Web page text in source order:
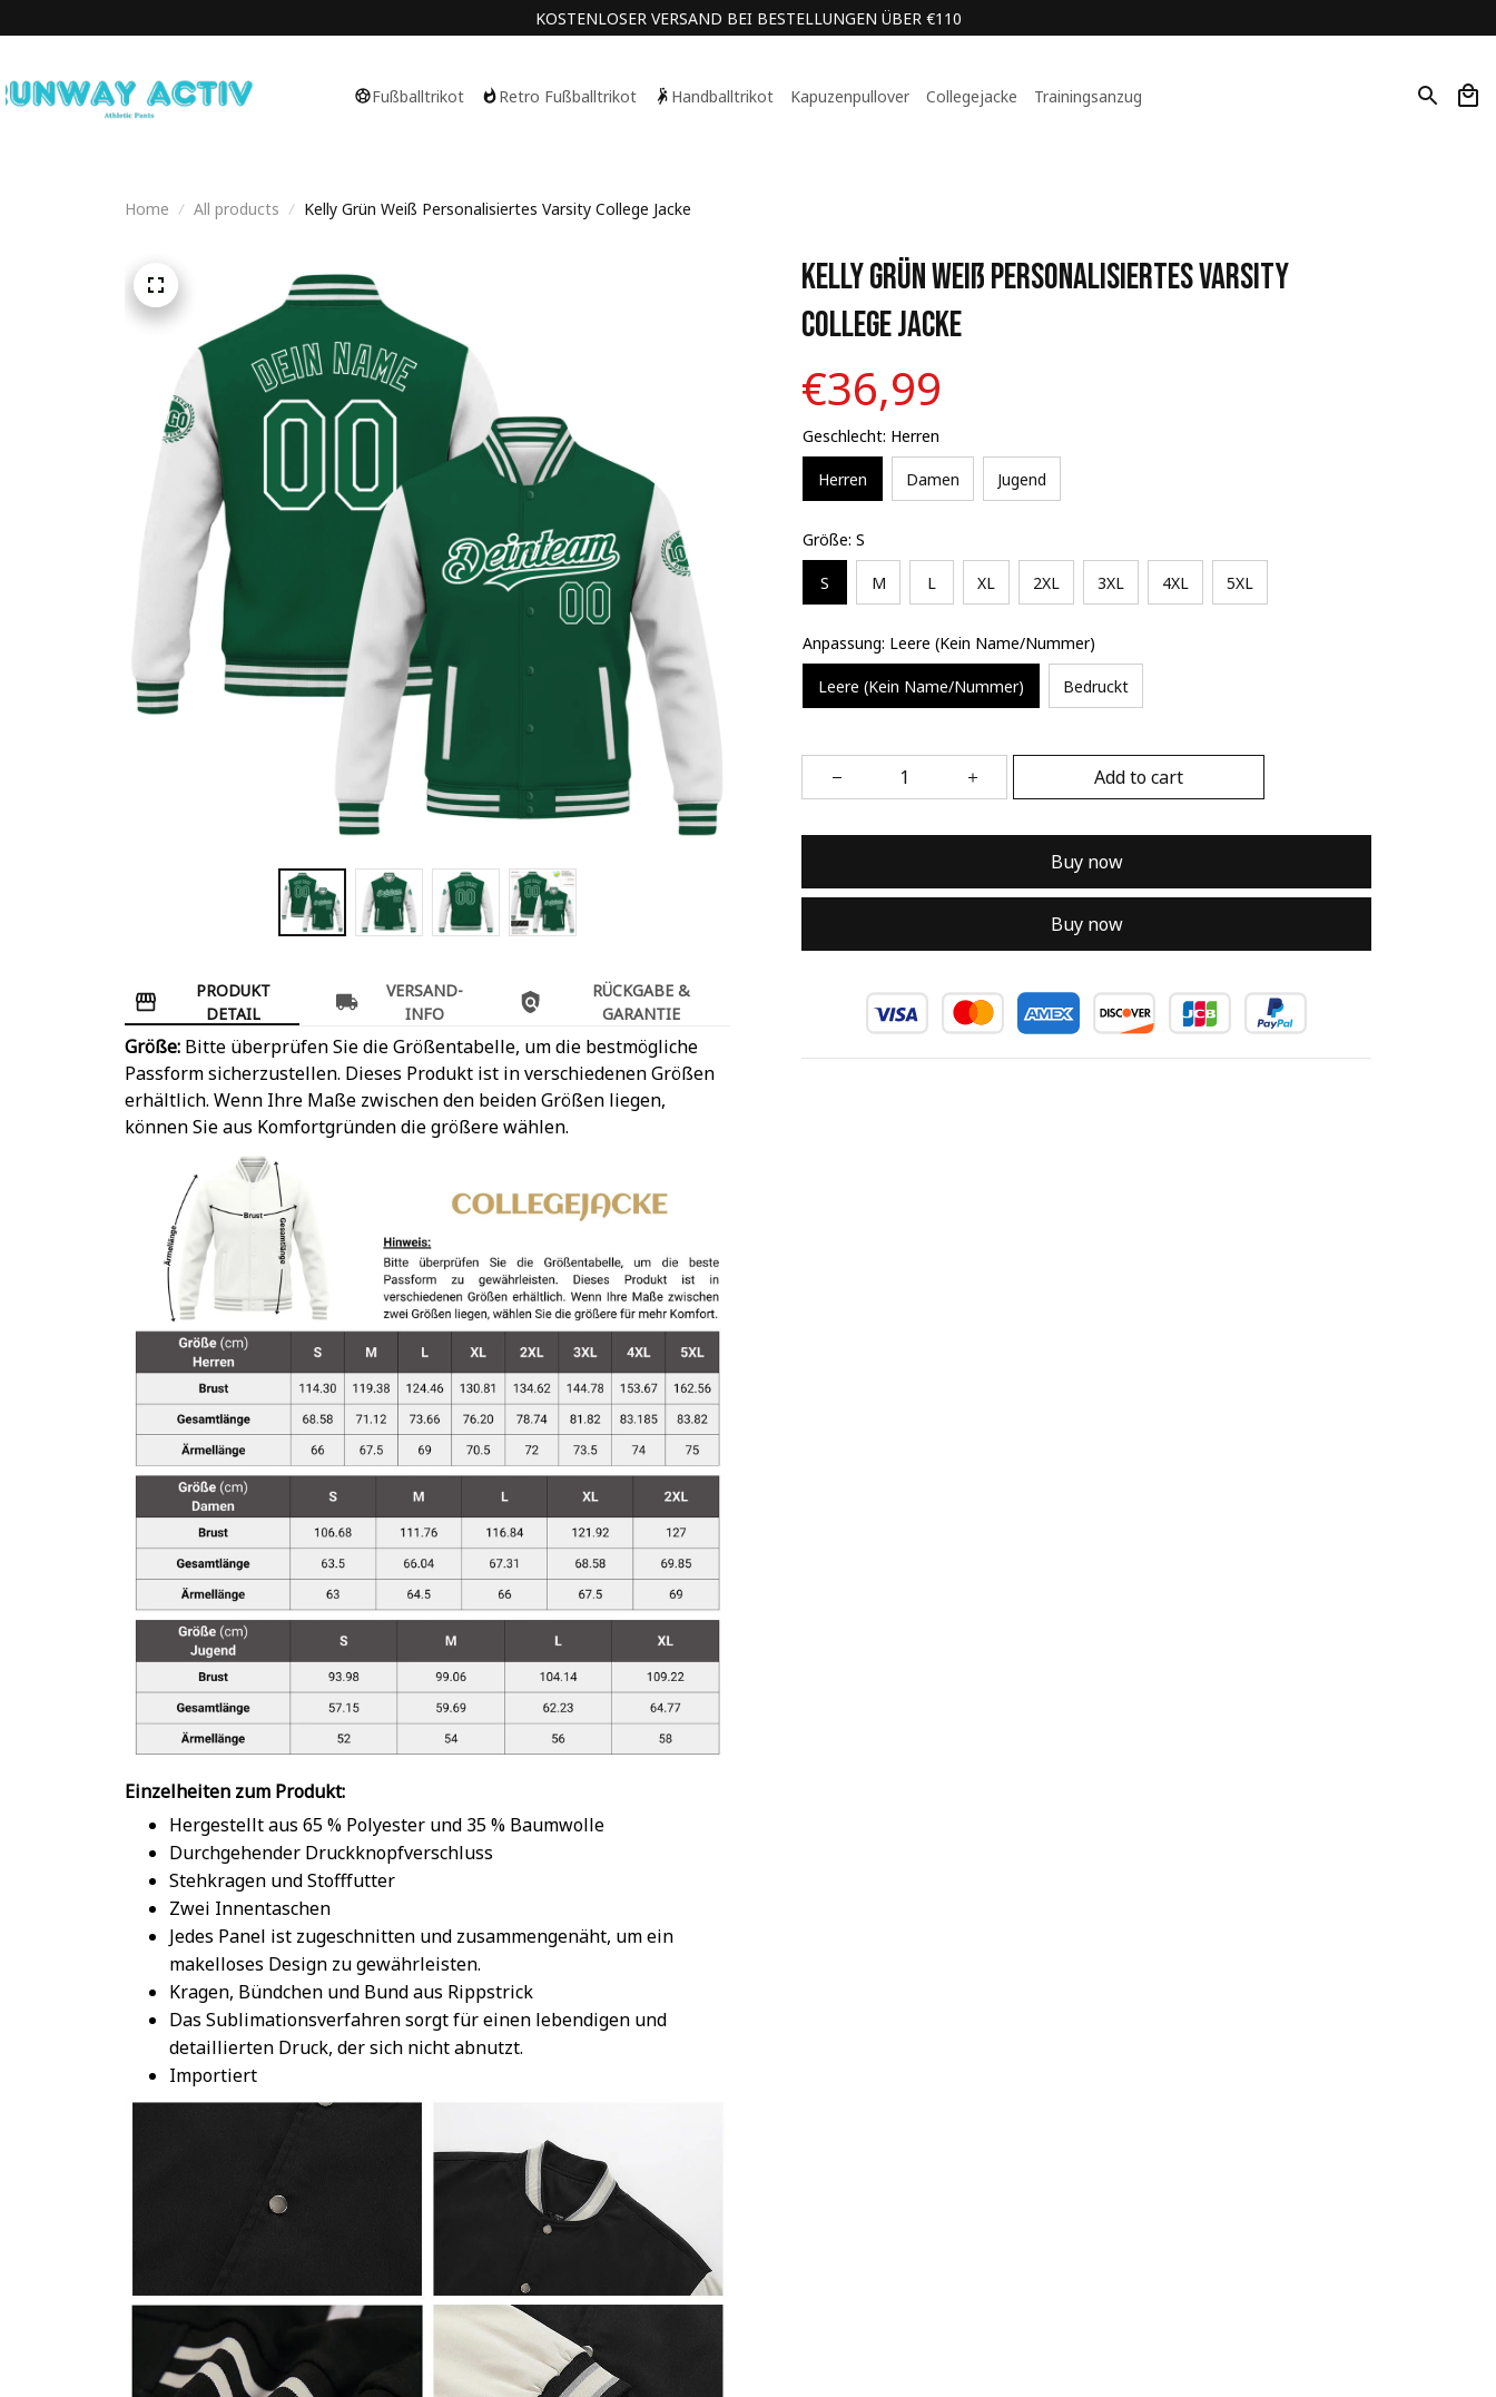
KOSTENLOSER VERSAND BEI BESTELLUNGEN ÜBER €110
Fußballtrikot Retro Fußballtrikot Handballtrikot Kapuzenpullover Collegejacke Trainingsanzug
Home All products Kelly Grün Weiß Personalisiertes Varsity College Jacke
PRODUKT
DETAIL
VERSAND-
INFO
RÜCKGABE &
GARANTIE
Größe: Bitte überprüfen Sie die Größentabelle, um die bestmögliche
Passform sicherzustellen. Dieses Produkt ist in verschiedenen Größen
erhältlich. Wenn Ihre Maße zwischen den beiden Größen liegen,
können Sie aus Komfortgründen die größere wählen.
Einzelheiten zum Produkt:
Hergestellt aus 65 % Polyester und 35 % Baumwolle
Durchgehender Druckknopfverschluss
Stehkragen und Stofffutter
Zwei Innentaschen
Jedes Panel ist zugeschnitten und zusammengenäht, um ein
makelloses Design zu gewährleisten.
Kragen, Bündchen und Bund aus Rippstrick
Das Sublimationsverfahren sorgt für einen lebendigen und
detaillierten Druck, der sich nicht abnutzt.
Importiert
Kelly Grün Weiß Personalisiertes Varsity
College Jacke
€36,99
Geschlecht: Herren
Herren Damen Jugend
Größe: S
S M L XL 2XL 3XL 4XL 5XL
Anpassung: Leere (Kein Name/Nummer)
Leere (Kein Name/Nummer) Bedruckt
Add to cart
Buy now
Buy now